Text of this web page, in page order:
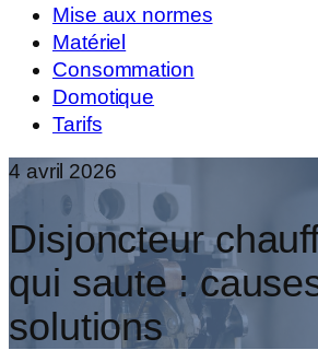
Mise aux normes
Matériel
Consommation
Domotique
Tarifs
4 avril 2026
Disjoncteur
qui saute :
solutions